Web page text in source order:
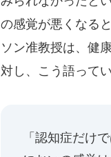
の感覚が悪くなる
ソン准教授は、健
対し、こう語ってい
「認知症だけ